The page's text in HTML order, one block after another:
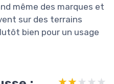
même des marques et
sur des terrains
bien pour un usage